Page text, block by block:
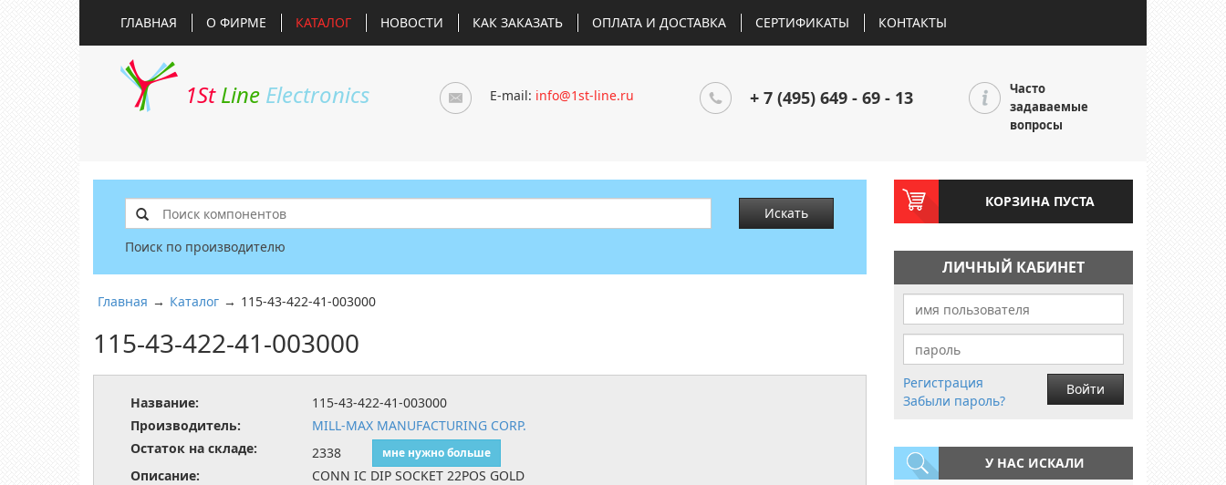
ГЛАВНАЯ О ФИРМЕ КАТАЛОГ НОВОСТИ КАК ЗАКАЗАТЬ ОПЛАТА И ДОСТАВКА СЕРТИФИКАТЫ КОНТАКТЫ
1St Line Electronics E-mail: info@1st-line.ru + 7 (495) 649 - 69 - 13
Часто
задаваемые
вопросы
Искать
Поиск по производителю
Главная → Каталог → 115-43-422-41-003000
115-43-422-41-003000
Название:
115-43-422-41-003000
Производитель:
MILL-MAX MANUFACTURING CORP.
Остаток на складе:
2338 мне нужно больше
Описание:
CONN IC DIP SOCKET 22POS GOLD
КОРЗИНА ПУСТА
ЛИЧНЫЙ КАБИНЕТ
Регистрация
Забыли пароль?
Войти
У НАС ИСКАЛИ